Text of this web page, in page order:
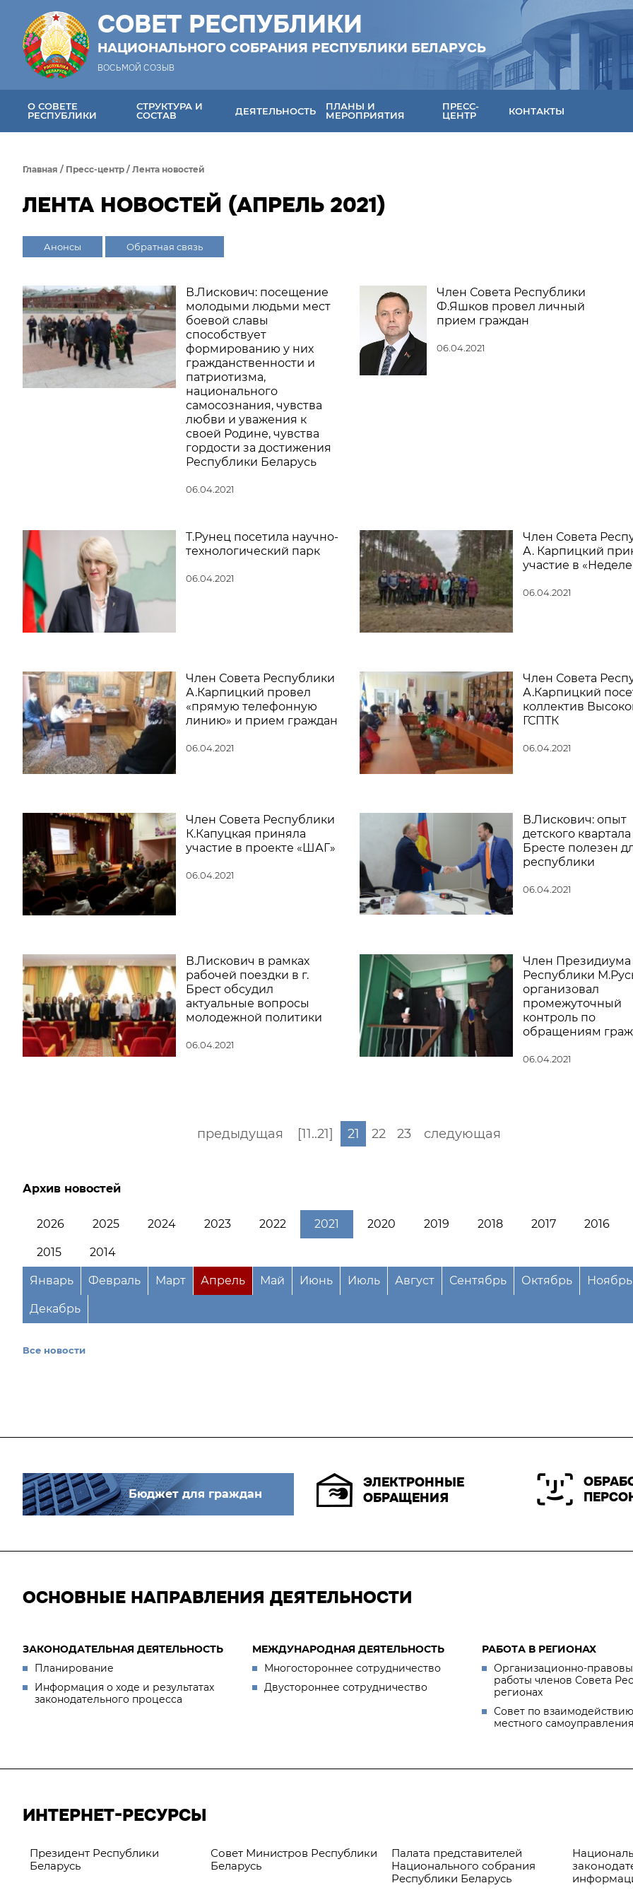
СОВЕТ РЕСПУБЛИКИ
НАЦИОНАЛЬНОГО СОБРАНИЯ РЕСПУБЛИКИ БЕЛАРУСЬ
ВОСЬМОЙ СОЗЫВ
О СОВЕТЕ
РЕСПУБЛИКИ
СТРУКТУРА И
СОСТАВ
ДЕЯТЕЛЬНОСТЬ
ПЛАНЫ И
МЕРОПРИЯТИЯ
ПРЕСС-
ЦЕНТР
КОНТАКТЫ
Главная / Пресс-центр / Лента новостей
ЛЕНТА НОВОСТЕЙ (АПРЕЛЬ 2021)
Анонсы Обратная связь
В.Лискович: посещение
молодыми людьми мест
боевой славы
способствует
формированию у них
гражданственности и
патриотизма,
национального
самосознания, чувства
любви и уважения к
своей Родине, чувства
гордости за достижения
Республики Беларусь
06.04.2021
Член Совета Республики
Ф.Яшков провел личный
прием граждан
06.04.2021
Т.Рунец посетила научно-
технологический парк
06.04.2021
Член Совета
А. Карпицкий
участие в «Неделе
06.04.2021
Член Совета Республики
А.Карпицкий провел
«прямую телефонную
линию» и прием граждан
06.04.2021
Член Совета
А.Карпицкий
коллектив
ГСПТК
06.04.2021
Член Совета Республики
К.Капуцкая приняла
участие в проекте «ШАГ»
06.04.2021
В.Лискович: опыт
детского квартала
Бресте полезен
республики
06.04.2021
В.Лискович в рамках
рабочей поездки в г.
Брест обсудил
актуальные вопросы
молодежной политики
06.04.2021
Член Президиума
Республики
организовал
промежуточный
контроль по
обращениям
06.04.2021
предыдущая [11..21] 21 22 23 следующая
Архив новостей
2026 2025 2024 2023 2022 2021 2020 2019 2018 2017 2016
2015 2014
Январь Февраль Март Апрель Май Июнь Июль Август Сентябрь Октябрь Ноябрь
Декабрь
Все новости
Бюджет для граждан
ЭЛЕКТРОННЫЕ
ОБРАЩЕНИЯ
ОСНОВНЫЕ НАПРАВЛЕНИЯ ДЕЯТЕЛЬНОСТИ
ЗАКОНОДАТЕЛЬНАЯ ДЕЯТЕЛЬНОСТЬ
Планирование
Информация о ходе и результатах
законодательного процесса
МЕЖДУНАРОДНАЯ ДЕЯТЕЛЬНОСТЬ
Многостороннее сотрудничество
Двустороннее сотрудничество
РАБОТА В РЕГИОНАХ
Организационно-
работы членов Совета
регионах
Совет по
местного самоуправления
ИНТЕРНЕТ-РЕСУРСЫ
Президент Республики
Беларусь
Совет Министров Республики
Беларусь
Палата представителей
Национального собрания
Республики Беларусь